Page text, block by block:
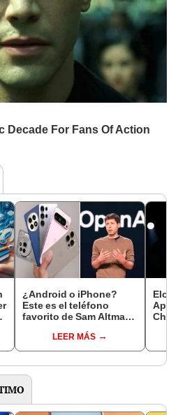
¿Android o iPhone?
Este es el teléfono
favorito de Sam Altman,
LEER MÁS
Elon